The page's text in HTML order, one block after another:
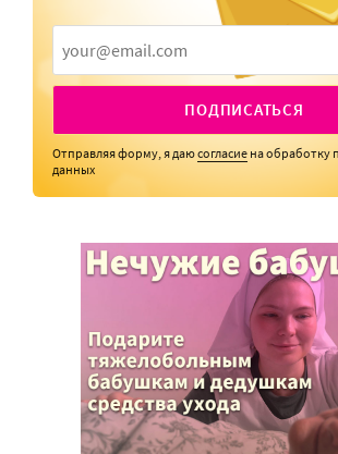
ПОДПИСАТЬСЯ
Отправляя форму, я даюсогласие на обработку
данных